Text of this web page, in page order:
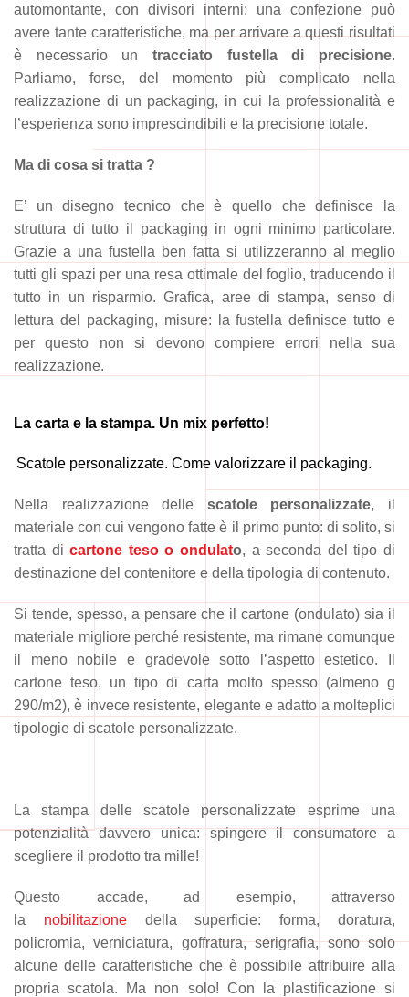
automontante, con divisori interni: una confezione può
avere tante caratteristiche, ma per arrivare a questi risultati
è necessario un tracciato fustella di precisione.
Parliamo, forse, del momento più complicato nella
realizzazione di un packaging, in cui la professionalità e
l’esperienza sono imprescindibili e la precisione totale.
Ma di cosa si tratta ?
E’ un disegno tecnico che è quello che definisce la
struttura di tutto il packaging in ogni minimo particolare.
Grazie a una fustella ben fatta si utilizzeranno al meglio
tutti gli spazi per una resa ottimale del foglio, traducendo il
tutto in un risparmio. Grafica, aree di stampa, senso di
lettura del packaging, misure: la fustella definisce tutto e
per questo non si devono compiere errori nella sua
realizzazione.
La carta e la stampa. Un mix perfetto!
Scatole personalizzate. Come valorizzare il packaging.
Nella realizzazione delle scatole personalizzate, il
materiale con cui vengono fatte è il primo punto: di solito, si
tratta dicartone teso o ondulato, a seconda del tipo di
destinazione del contenitore e della tipologia di contenuto.
Si tende, spesso, a pensare che il cartone (ondulato) sia il
materiale migliore perché resistente, ma rimane comunque
il meno nobile e gradevole sotto l’aspetto estetico. Il
cartone teso, un tipo di carta molto spesso (almeno g
290/m2), è invece resistente, elegante e adatto a molteplici
tipologie di scatole personalizzate.
La stampa delle scatole personalizzate esprime una
potenzialità davvero unica: spingere il consumatore a
scegliere il prodotto tra mille!
Questo accade, ad esempio, attraverso
la nobilitazionedella superficie: forma, doratura,
policromia, verniciatura, goffratura, serigrafia, sono solo
alcune delle caratteristiche che è possibile attribuire alla
propria scatola. Ma non solo! Con la plastificazione si